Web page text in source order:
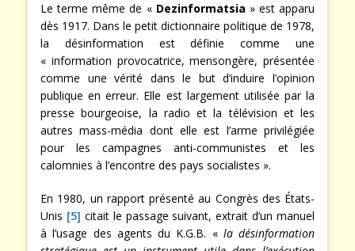
Le terme même de « Dezinformatsia » est apparu
dès 1917. Dans le petit dictionnaire politique de 1978,
la désinformation est définie comme une
« information provocatrice, mensongère, présentée
comme une vérité dans le but d’induire l’opinion
publique en erreur. Elle est largement utilisée par la
presse bourgeoise, la radio et la télévision et les
autres mass-média dont elle est l’arme privilégiée
pour les campagnes anti-communistes et les
calomnies à l’encontre des pays socialistes ».
En 1980, un rapport présenté au Congrès des États-
Unis [5] citait le passage suivant, extrait d’un manuel
à l’usage des agents du K.G.B. « la désinformation